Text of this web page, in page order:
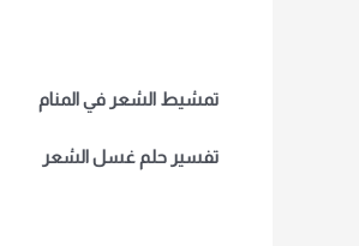
تمشيط الشعر في المنام
تفسير حلم غسل الشعر